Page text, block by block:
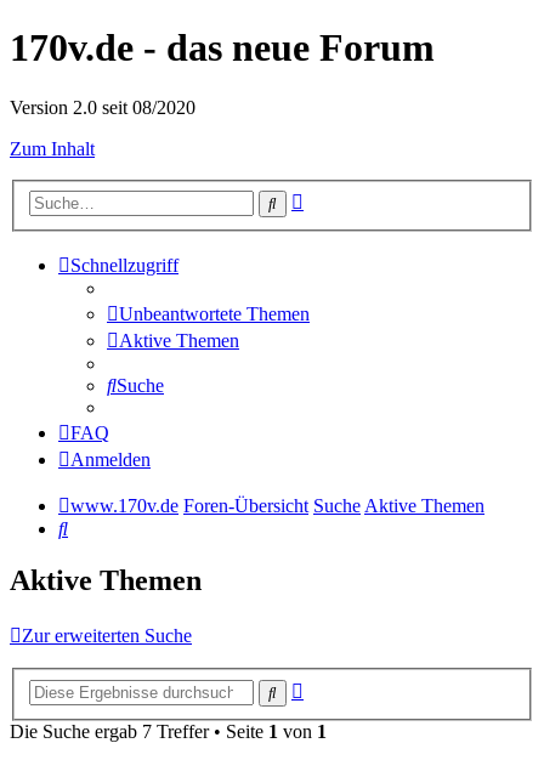
170v.de - das neue Forum
Version 2.0 seit 08/2020
Zum Inhalt
Suche
Schnellzugriff
Unbeantwortete Themen
Aktive Themen
Suche
FAQ
Anmelden
www.170v.de Foren-Übersicht SucheAktive Themen
Suche
Aktive Themen
Zur erweiterten Suche
Suche
Die Suche ergab 7 Treffer • Seite 1 von 1